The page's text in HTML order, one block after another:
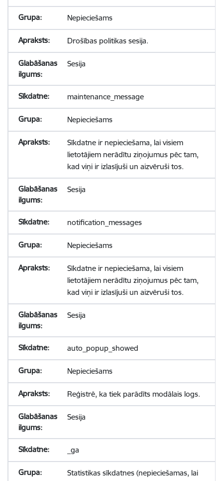
Nepieciešams
Drošības politikas sesija.
Sesija
maintenance_message
Nepieciešams
Sīkdatne ir nepieciešama, lai visiem
lietotājiem nerādītu ziņojumus pēc tam,
kad viņi ir izlasījuši un aizvēruši tos.
Sesija
notification_messages
Nepieciešams
Sīkdatne ir nepieciešama, lai visiem
lietotājiem nerādītu ziņojumus pēc tam,
kad viņi ir izlasījuši un aizvēruši tos.
Sesija
auto_popup_showed
Nepieciešams
Reģistrē, ka tiek parādīts modālais logs.
Sesija
_ga
Statistikas sīkdatnes (nepieciešamas, lai